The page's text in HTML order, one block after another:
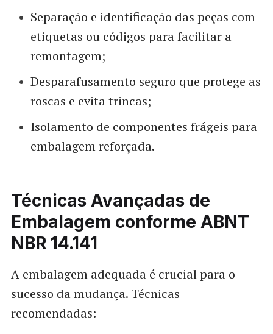
Separação e identificação das peças com
etiquetas ou códigos para facilitar a
remontagem;
Desparafusamento seguro que protege as
roscas e evita trincas;
Isolamento de componentes frágeis para
embalagem reforçada.
Técnicas Avançadas de
Embalagem conforme ABNT
NBR 14.141
A embalagem adequada é crucial para o
sucesso da mudança. Técnicas
recomendadas: